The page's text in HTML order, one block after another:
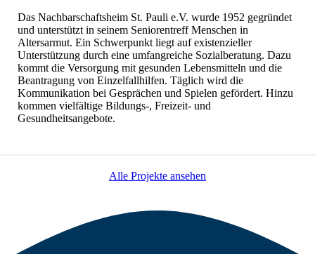
Das Nachbarschaftsheim St. Pauli e.V. wurde 1952 gegründet
und unterstützt in seinem Seniorentreff Menschen in
Altersarmut. Ein Schwerpunkt liegt auf existenzieller
Unterstützung durch eine umfangreiche Sozialberatung. Dazu
kommt die Versorgung mit gesunden Lebensmitteln und die
Beantragung von Einzelfallhilfen. Täglich wird die
Kommunikation bei Gesprächen und Spielen gefördert. Hinzu
kommen vielfältige Bildungs-, Freizeit- und
Gesundheitsangebote.
Alle Projekte ansehen